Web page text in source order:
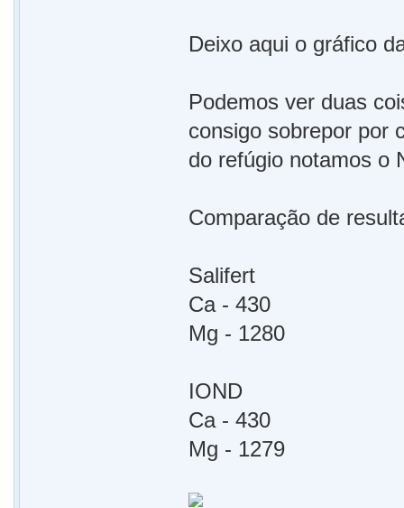
Deixo aqui o gráfico
Podemos ver duas
consigo sobrepor por
do refúgio notamos o
Comparação de
Salifert
Ca - 430
Mg - 1280
IOND
Ca - 430
Mg - 1279